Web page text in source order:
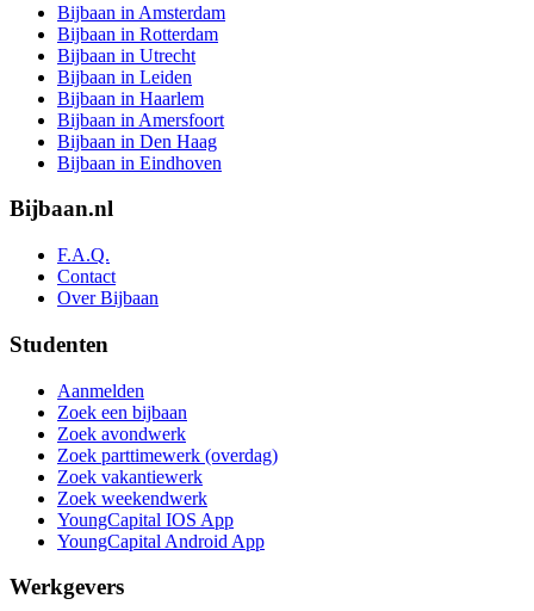
Bijbaan in Amsterdam
Bijbaan in Rotterdam
Bijbaan in Utrecht
Bijbaan in Leiden
Bijbaan in Haarlem
Bijbaan in Amersfoort
Bijbaan in Den Haag
Bijbaan in Eindhoven
Bijbaan.nl
F.A.Q.
Contact
Over Bijbaan
Studenten
Aanmelden
Zoek een bijbaan
Zoek avondwerk
Zoek parttimewerk (overdag)
Zoek vakantiewerk
Zoek weekendwerk
YoungCapital IOS App
YoungCapital Android App
Werkgevers